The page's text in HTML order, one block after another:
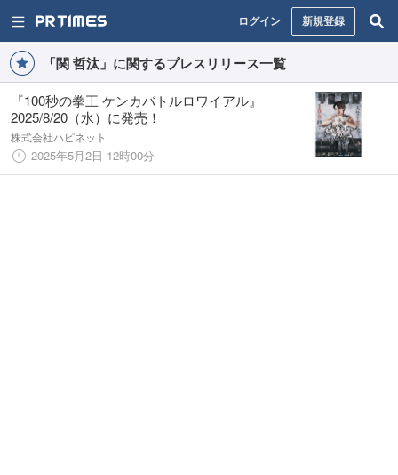
ログイン 新規登録
「関 哲汰」に関するプレスリリース一覧
『100秒の拳王 ケンカバトルロワイアル』
2025/8/20（水）に発売！
株式会社ハピネット
2025年5月2日 12時00分